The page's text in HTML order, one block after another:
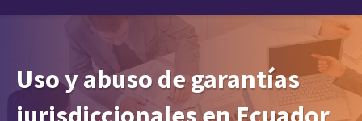
Uso y abuso de garantías